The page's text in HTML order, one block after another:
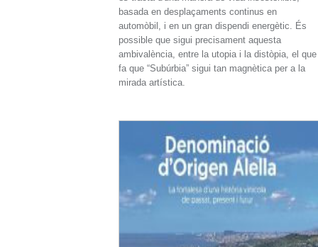
basada en desplaçaments continus en
automòbil, i en un gran dispendi energètic. És
possible que sigui precisament aquesta
ambivalència, entre la utopia i la distòpia, el que
fa que “Subúrbia” sigui tan magnètica per a la
mirada artística.